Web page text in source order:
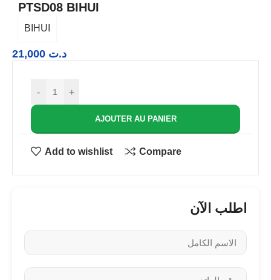
PTSD08 BIHUI
BIHUI
د.ت
- +
AJOUTER AU PANIER
Add to wishlist Compare
اطلب الآن